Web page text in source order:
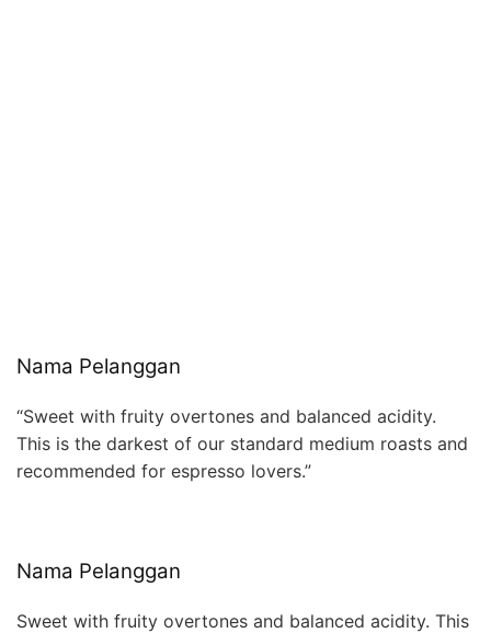
Nama Pelanggan
“Sweet with fruity overtones and balanced acidity.
This is the darkest of our standard medium roasts and
recommended for espresso lovers.”
Nama Pelanggan
Sweet with fruity overtones and balanced acidity. This